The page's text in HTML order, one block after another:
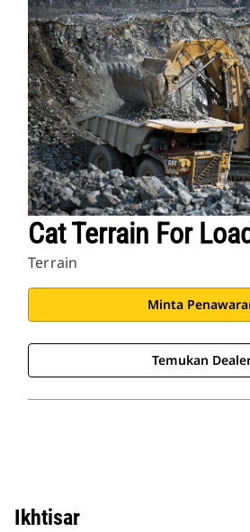
Cat Terrain For
Terrain
Minta
Temukan
Ikhtisar